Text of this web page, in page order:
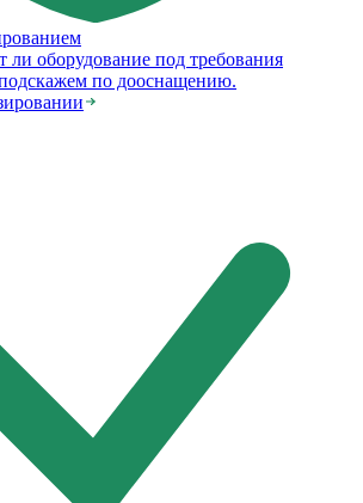
оборудование под требования
по дооснащению.